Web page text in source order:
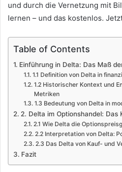
und durch die Vernetzung mit
lernen – und das kostenlos.
Table of Contents
Einführung in Delta: Das Maß
1.1 Definition von Delta in
1.2 Historischer Kontext und
Metriken
1.3 Bedeutung von Delta in
2. Delta im Optionshandel: Das
2.1 Wie Delta die
2.2 Interpretation von Delta:
2.3 Das Delta von Kauf- und
Fazit